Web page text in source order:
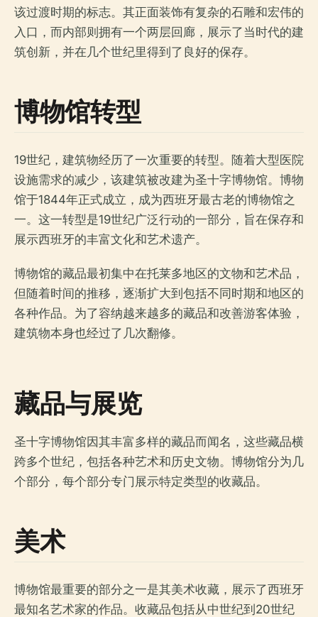
该过渡时期的标志。其正面装饰有复杂的石雕和宏伟的
入口，而内部则拥有一个两层回廊，展示了当时代的建
筑创新，并在几个世纪里得到了良好的保存。
博物馆转型
19世纪，建筑物经历了一次重要的转型。随着大型医院
设施需求的减少，该建筑被改建为圣十字博物馆。博物
馆于1844年正式成立，成为西班牙最古老的博物馆之
一。这一转型是19世纪广泛行动的一部分，旨在保存和
展示西班牙的丰富文化和艺术遗产。
博物馆的藏品最初集中在托莱多地区的文物和艺术品，
但随着时间的推移，逐渐扩大到包括不同时期和地区的
各种作品。为了容纳越来越多的藏品和改善游客体验，
建筑物本身也经过了几次翻修。
藏品与展览
圣十字博物馆因其丰富多样的藏品而闻名，这些藏品横
跨多个世纪，包括各种艺术和历史文物。博物馆分为几
个部分，每个部分专门展示特定类型的收藏品。
美术
博物馆最重要的部分之一是其美术收藏，展示了西班牙
最知名艺术家的作品。收藏品包括从中世纪到20世纪